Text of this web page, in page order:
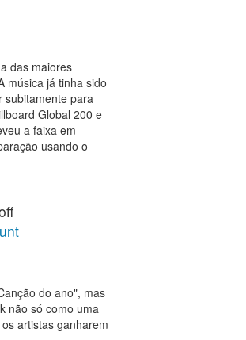
das maiores
música já tinha sido
subitamente para
Global 200 e
a faixa em
usando o
do ano", mas
não só como uma
artistas ganharem